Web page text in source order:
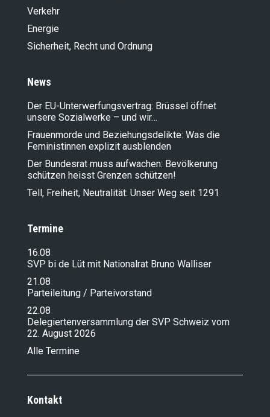
Verkehr
Energie
Sicherheit, Recht und Ordnung
News
Der EU-Unterwerfungsvertrag: Brüssel öffnet
unsere Sozialwerke – und wir…
Frauenmorde und Beziehungsdelikte: Was die
Feministinnen explizit ausblenden
Der Bundesrat muss aufwachen: Bevölkerung
schützen heisst Grenzen schützen!
Tell, Freiheit, Neutralität: Unser Weg seit 1291
Termine
16.08
SVP bi de Lüt mit Nationalrat Bruno Walliser
21.08
Parteileitung / Parteivorstand
22.08
Delegiertenversammlung der SVP Schweiz vom
22. August 2026
Alle Termine
Kontakt